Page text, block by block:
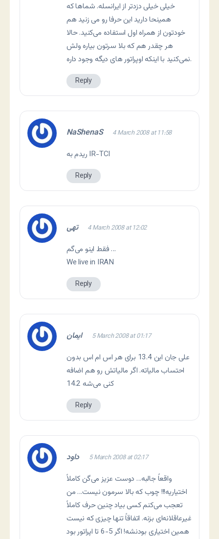
خیلی خیلی دزدتر از ایرانسله. شماها که
همینحا دارید این حرفا رو می زنید هم
خودتون از همراه اول استفاده می‌کنید. حالا
هر چقدر هم که بلا سرتون بیاره ولش
نمی‌کنید با اینکه اوپراتور های دیگه وجود داره.
Reply
NaShenaS 4 March 2008 at 11:58
ریدم به IR-TCI
Reply
تهی 4 March 2008 at 12:02
فقط اینو می‌گم …
We live in IRAN
Reply
ايمان 5 March 2008 at 01:17
علی جان این 13.4 برای هر اس ام اس بدون
احتساب مالیاته. اگر مالیاتش رو هم اضافه
کنی می‌شه 14.2
Reply
داود 5 March 2008 at 02:17
واقعاً جالبه… دوست عزیز می‌گن کاملاً
اختیاریه!!! چوب که بالا سرمون نیست… من
تعجب می‌کنم کسی بیاد چنین حرف کاملاً
غیرعاقلانه‌ای بزنه. اتفاقاً تنها چیزی که نیست
همین اختیاری بودنشه! اگر 5-6 تا اپراتور بود